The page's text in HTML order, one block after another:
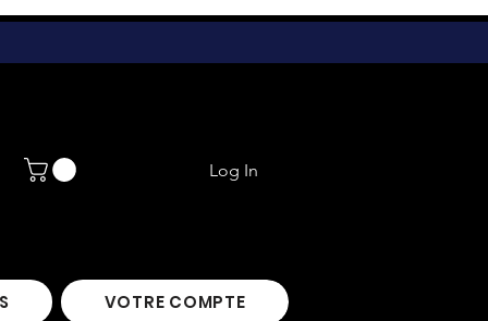
Log In
VOTRE COMPTE